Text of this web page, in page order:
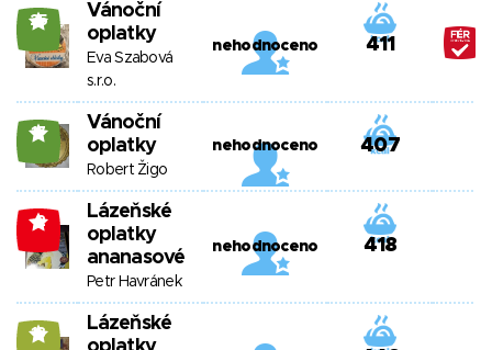
25
Vánoční
oplatky
Eva Szabová
s.r.o.
nehodnoceno 411
17
Vánoční
oplatky
Robert Žigo
nehodnoceno 407
-2
Lázeňské
oplatky
ananasové
Petr Havránek
nehodnoceno 418
13
Lázeňské